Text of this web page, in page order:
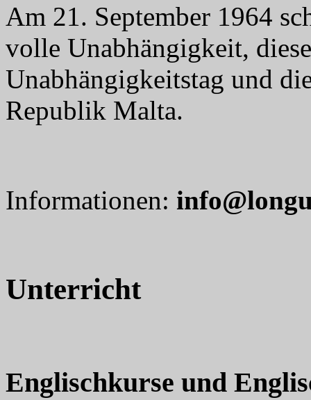
Am 21. September 1964
volle Unabhängigkeit,
Unabhängigkeitstag und
Republik Malta.
Informationen:
Unterricht
Englischkurse und